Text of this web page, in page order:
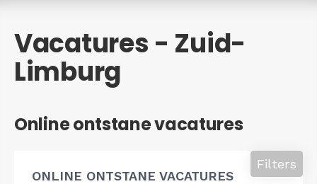
Vacatures - Zuid-
Limburg
Online ontstane vacatures
ONLINE ONTSTANE VACATURES
Filters